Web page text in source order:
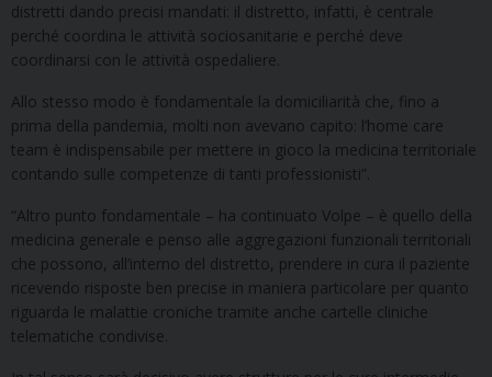
distretti dando precisi mandati: il distretto, infatti, è centrale
perché coordina le attività sociosanitarie e perché deve
coordinarsi con le attività ospedaliere.
Allo stesso modo è fondamentale la domiciliarità che, fino a
prima della pandemia, molti non avevano capito: l’home care
team è indispensabile per mettere in gioco la medicina territoriale
contando sulle competenze di tanti professionisti”.
“Altro punto fondamentale – ha continuato Volpe – è quello della
medicina generale e penso alle aggregazioni funzionali territoriali
che possono, all’interno del distretto, prendere in cura il paziente
ricevendo risposte ben precise in maniera particolare per quanto
riguarda le malattie croniche tramite anche cartelle cliniche
telematiche condivise.